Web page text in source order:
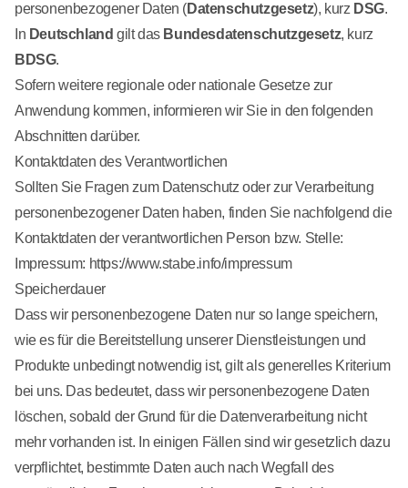
personenbezogener Daten (Datenschutzgesetz), kurz DSG.
In Deutschland gilt das Bundesdatenschutzgesetz, kurz
BDSG.
Sofern weitere regionale oder nationale Gesetze zur
Anwendung kommen, informieren wir Sie in den folgenden
Abschnitten darüber.
Kontaktdaten des Verantwortlichen
Sollten Sie Fragen zum Datenschutz oder zur Verarbeitung
personenbezogener Daten haben, finden Sie nachfolgend die
Kontaktdaten der verantwortlichen Person bzw. Stelle:
Impressum: https://www.stabe.info/impressum
Speicherdauer
Dass wir personenbezogene Daten nur so lange speichern,
wie es für die Bereitstellung unserer Dienstleistungen und
Produkte unbedingt notwendig ist, gilt als generelles Kriterium
bei uns. Das bedeutet, dass wir personenbezogene Daten
löschen, sobald der Grund für die Datenverarbeitung nicht
mehr vorhanden ist. In einigen Fällen sind wir gesetzlich dazu
verpflichtet, bestimmte Daten auch nach Wegfall des